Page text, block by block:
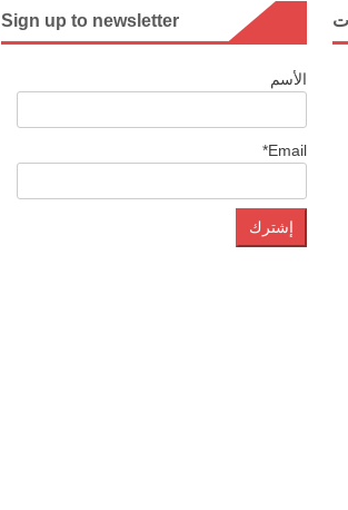
Sign up to newsletter
الأسم
Email*